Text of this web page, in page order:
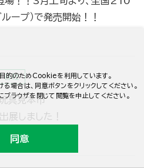
ープ）で発売開始！！
各社
玩具見本市
展しました！
的のためCookieを利用しています。
場合は、同意ボタンをクリックしてください。
ラウザを閉じて閲覧を中止してください。
同意